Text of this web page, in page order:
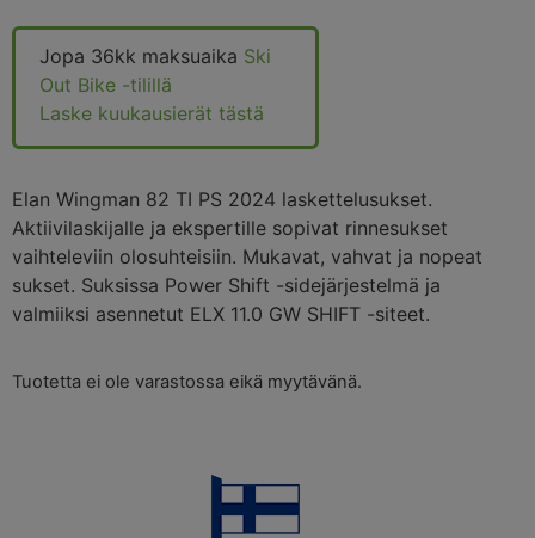
Jopa 36kk maksuaika Ski
Out Bike -tilillä
Laske kuukausierät tästä
Elan Wingman 82 TI PS 2024 laskettelusukset.
Aktiivilaskijalle ja ekspertille sopivat rinnesukset
vaihteleviin olosuhteisiin. Mukavat, vahvat ja nopeat
sukset. Suksissa Power Shift -sidejärjestelmä ja
valmiiksi asennetut ELX 11.0 GW SHIFT -siteet.
Tuotetta ei ole varastossa eikä myytävänä.